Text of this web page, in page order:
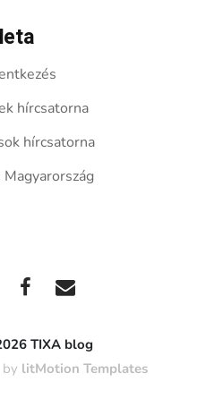
hírcsatorna
hírcsatorna
TIXA blog
litMotion Templates